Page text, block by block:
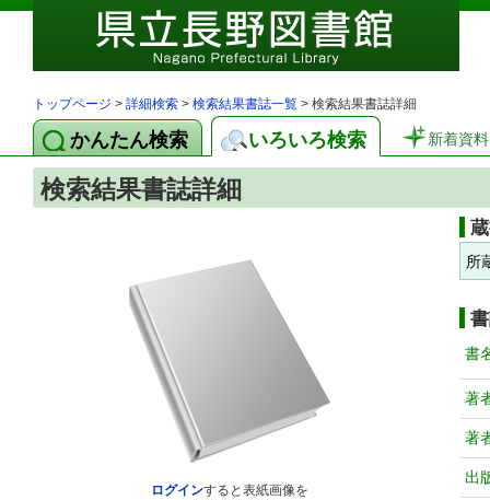
トップページ > 詳細検索 > 検索結果書誌一覧 > 検索結果書誌詳細
かんたん検索 いろいろ検索 新着資料
検索結果書誌詳細
ログインすると表紙画像を
所
書
著
著
出